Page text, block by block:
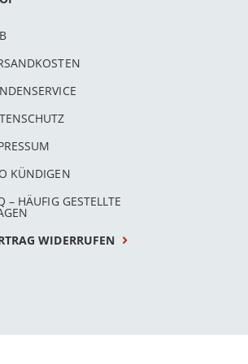
KÜNDIGEN
– HÄUFIG GESTELLTE
WIDERRUFEN